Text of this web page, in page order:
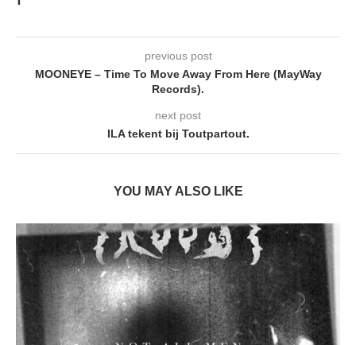
previous post
MOONEYE – Time To Move Away From Here (MayWay
Records).
next post
ILA tekent bij Toutpartout.
YOU MAY ALSO LIKE